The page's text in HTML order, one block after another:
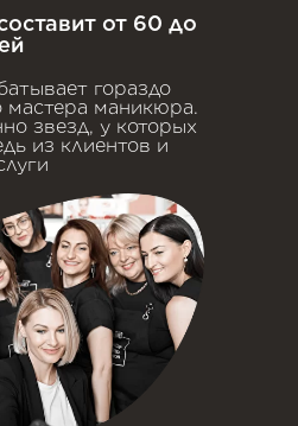
от 60 до
гораздо
маникюра.
звезд, у которых
из клиентов и